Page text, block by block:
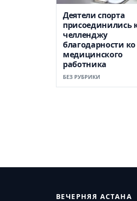
Деятели спорта
присоединились
челленджу
благодарности
медицинского
работника
БЕЗ РУБРИКИ
ВЕЧЕРНЯЯ АСТАНА